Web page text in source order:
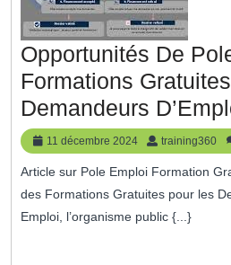
Opportunités De
Formations
Demandeurs
11 décembre 2024
11
décembre
2024
training360
Article sur Pole Emploi Formation Gratuite Pole Emploi Propose
des Formations Gratuites pour les
Emploi, l’organisme public {...}